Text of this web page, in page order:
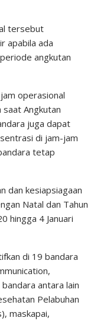
tersebut
apabila ada
angkutan
operasional
Angkutan
juga dapat
di jam-jam
tetap
dan kesiapsiagaan
Natal dan Tahun
hingga 4 Januari
di 19 bandara
antara lain
Pelabuhan
maskapai,